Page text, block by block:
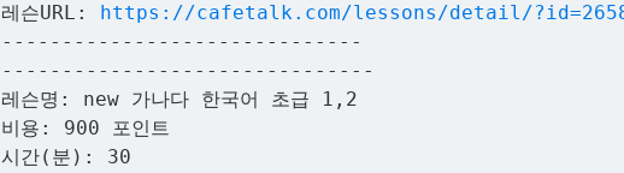
레슨URL: https://cafetalk.com/lessons/detail/
------------------------------
-------------------------------
레슨명: new 가나다 한국어 초급 1,2
비용: 900 포인트
시간(분): 30